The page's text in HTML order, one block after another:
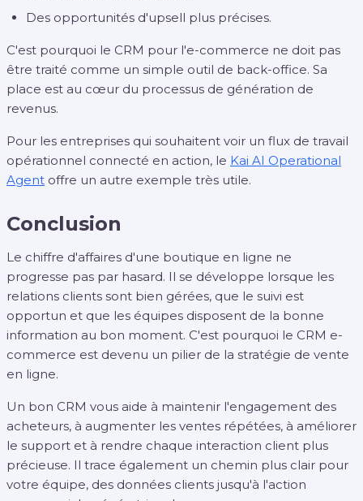
Des opportunités d'upsell plus précises.
C'est pourquoi le CRM pour l'e-commerce ne doit pas
être traité comme un simple outil de back-office. Sa
place est au cœur du processus de génération de
revenus.
Pour les entreprises qui souhaitent voir un flux de travail
opérationnel connecté en action, le Kai AI Operational
Agent offre un autre exemple très utile.
Conclusion
Le chiffre d'affaires d'une boutique en ligne ne
progresse pas par hasard. Il se développe lorsque les
relations clients sont bien gérées, que le suivi est
opportun et que les équipes disposent de la bonne
information au bon moment. C'est pourquoi le CRM e-
commerce est devenu un pilier de la stratégie de vente
en ligne.
Un bon CRM vous aide à maintenir l'engagement des
acheteurs, à augmenter les ventes répétées, à améliorer
le support et à rendre chaque interaction client plus
précieuse. Il trace également un chemin plus clair pour
votre équipe, des données clients jusqu'à l'action